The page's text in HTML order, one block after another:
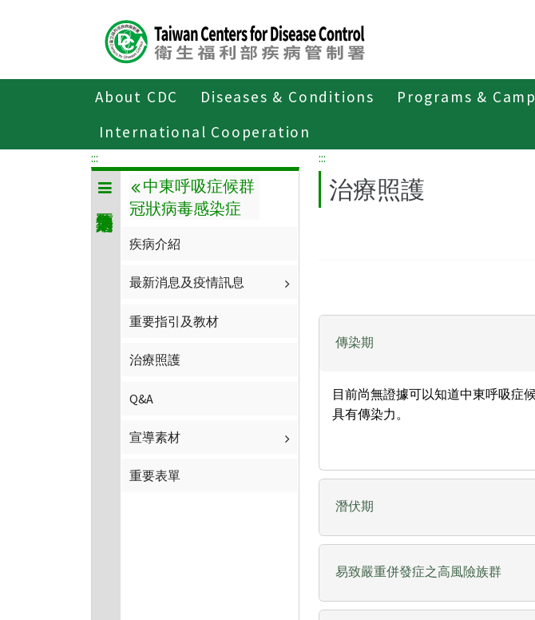
About CDC Diseases & Conditions Programs &
International Cooperation
傳染病與防疫專題
:::
中東呼吸症候群
冠狀病毒感染症
疾病介紹
最新消息及疫情訊息
重要指引及教材
治療照護
Q&A
宣導素材
重要表單
:::
治療照護
傳染期
目前尚無證據可以知道中東呼吸症
具有傳染力。
潛伏期
易致嚴重併發症之高風險族群